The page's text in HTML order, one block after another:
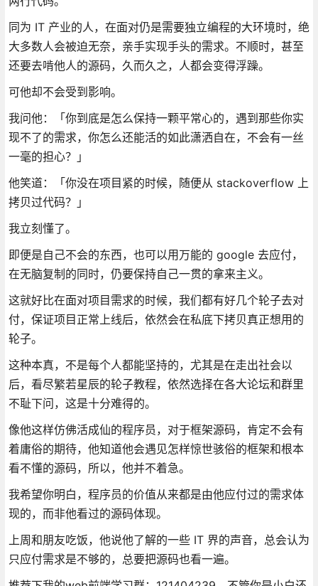
同为 IT 产业的人，在面对仍是需要独立编程的大环境时，绝
大多数人会被迫无奈，亲手实现手头的需求。不顺时，甚至
还要去啃他人的源码，久而久之，人都会变得浮躁。
可他却不会受到影响。
我问他：「你到底是怎么保持一颗平常心的，遇到那些你实
现不了的需求，你怎么还能活的如此潇洒自在，不会有一丝
一毫的担心？」
他笑道：「你没在项目紧的时候，随便从 stackoverflow 上
拷贝过代码？」
我立刻懂了。
即便是自己不会的东西，也可以用万能的 google 去应付，
在无脑复制的同时，仍要保持自己一贯的拿来主义。
这就好比在面对项目需求的时候，我们都有好几个轮子去对
付，保证项目正常上线后，依然会在私底下拷贝真正想用的
轮子。
这种本真，不是每个人都能坚持的，尤其是在走出社会以
后，看尽繁若星辰的轮子教程，依然选择在各大论坛和群里
不耻下问，这是十分难得的。
像他这样仿佛活成仙的程序员，对于框架源码，肯定不会有
着庸俗的期待，他知道他会遇见怎样惊世骇俗的框架和根本
看不懂的源码，所以，他并不着急。
我希望你明白，程序员的价值从来都是由他应付过的需求体
现的，而非他看过的源码体现。
上周和朋友吃饭，他说他了解的一些 IT 界的声音，总会认为
只应付需求是不够的，总要把源码也看一遍。